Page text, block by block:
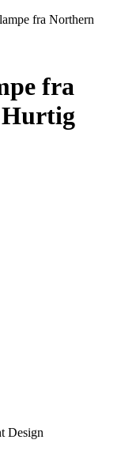
fra Northern
fra
Hurtig
Design